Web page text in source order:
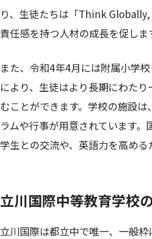
り、生徒たちは「Think
責任感を持つ人材の成長を促しま
また、令和4年4月には附属小学
により、生徒はより長期にわた
むことができます。学校の施設
ラムや行事が用意されています
学生との交流や、英語力を高める
立川国際中等教育学校
立川国際は都立中で唯一、一般枠